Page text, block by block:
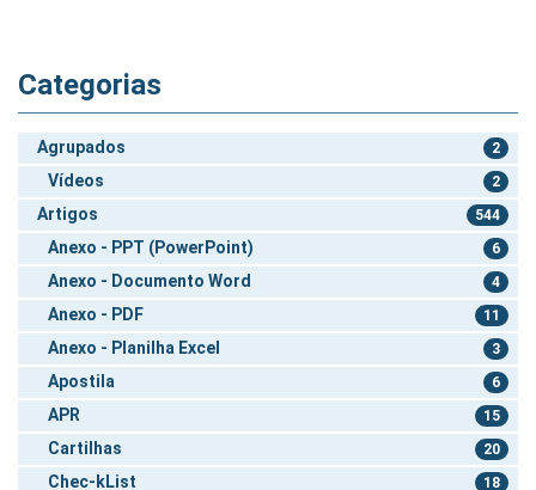
Categorias
Agrupados 2
Vídeos 2
Artigos 544
Anexo - PPT (PowerPoint) 6
Anexo - Documento Word 4
Anexo - PDF 11
Anexo - Planilha Excel 3
Apostila 6
APR 15
Cartilhas 20
Chec-kList 18